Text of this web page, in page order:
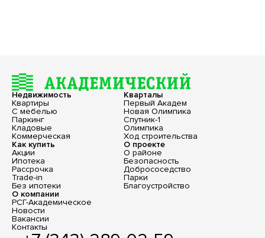
Недвижимость
Квартиры
С мебелью
Паркинг
Кладовые
Коммерческая
Кварталы
Первый Академ
Новая Олимпика
Спутник-1
Олимпика
Ход строительства
Как купить
Акции
Ипотека
Рассрочка
Trade-in
Без ипотеки
О проекте
О районе
Безопасность
Добрососедство
Парки
Благоустройство
О компании
РСГ-Академическое
Новости
Вакансии
Контакты